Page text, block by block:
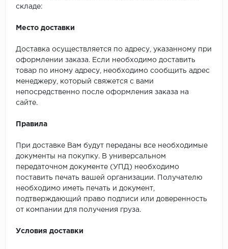
складе:
Место доставки
Доставка осуществляется по адресу, указанному при
оформлении заказа. Если необходимо доставить
товар по иному адресу, необходимо сообщить адрес
менеджеру, который свяжется с вами
непосредственно после оформления заказа на
сайте.
Правила
При доставке Вам будут переданы все необходимые
документы на покупку. В универсальном
передаточном документе (УПД) необходимо
поставить печать вашей организации. Получателю
необходимо иметь печать и документ,
подтверждающий право подписи или доверенность
от компании для получения груза.
Условия доставки